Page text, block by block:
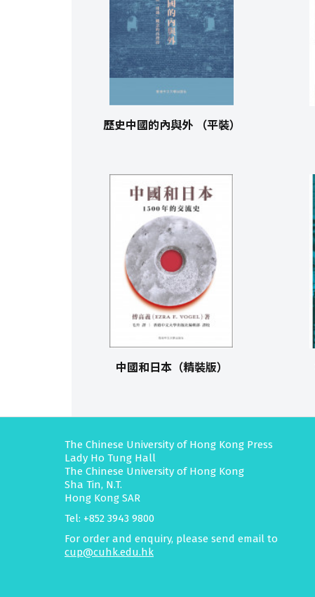
歷史中國的內與外 （平裝）
中國和日本（精裝版）
The Chinese University of Hong Kong Press
Lady Ho Tung Hall
The Chinese University of Hong Kong
Sha Tin, N.T.
Hong Kong SAR
Tel: +852 3943 9800
For order and enquiry, please send email to
cup@cuhk.edu.hk